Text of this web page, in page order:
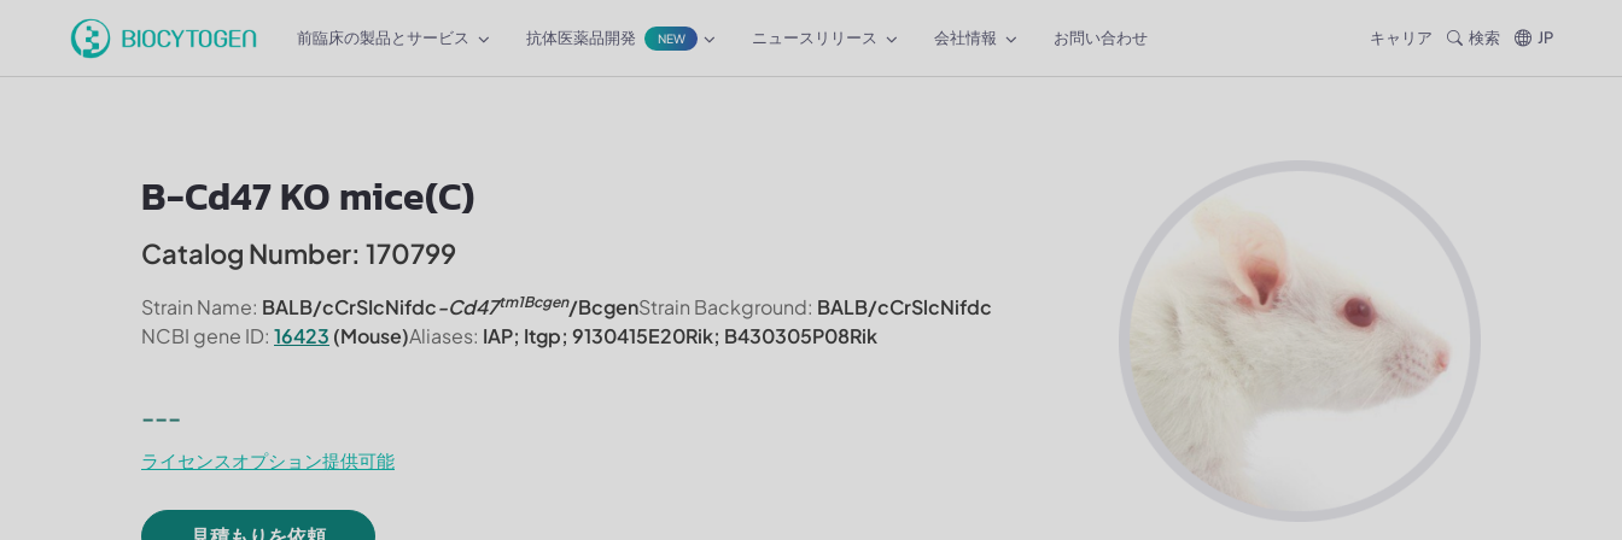
前臨床の製品とサービス 抗体医薬品開発 NEW ニュースリリース 会社情報 お問い合わせ キャリア 検索 JP
B-Cd47 KO mice(C)
Catalog Number: 170799
Strain Name: BALB/cCrSIcNifdc-Cd47tm1Bcgen/BcgenStrain Background: BALB/cCrSlcNifdc
NCBI gene ID: 16423 (Mouse)Aliases: IAP; Itgp; 9130415E20Rik; B430305P08Rik
---
ライセンスオプション提供可能